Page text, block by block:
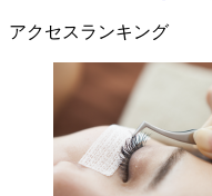
アクセスランキング